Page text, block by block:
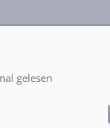
gelesen